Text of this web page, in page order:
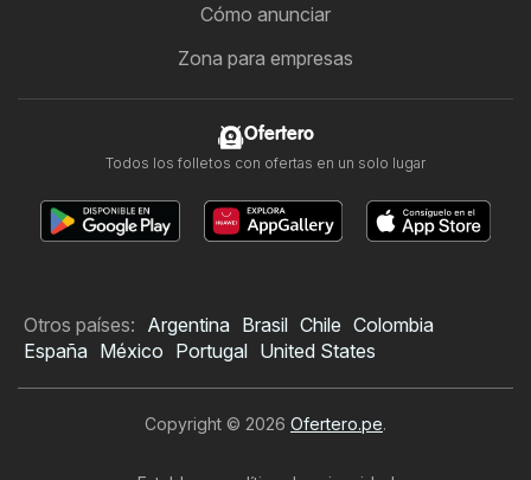
Cómo anunciar
Zona para empresas
Ofertero
Todos los folletos con ofertas en un solo lugar
Otros países: Argentina Brasil Chile Colombia
España México Portugal United States
Copyright © 2026 Ofertero.pe.